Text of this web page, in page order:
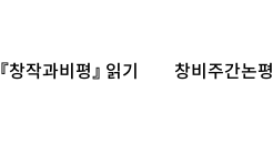
『창작과비평』 읽기 창비주간논평